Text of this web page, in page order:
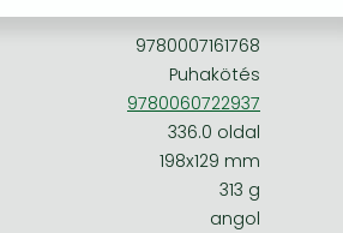
9780007161768
Puhakötés
9780060722937
336.0 oldal
198x129 mm
313 g
angol